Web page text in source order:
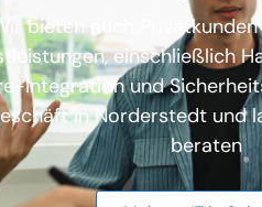
bieten auch
einschließlich
Integration und
in Norderstedt und
beraten